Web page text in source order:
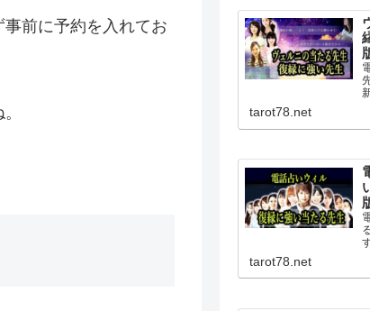
前に予約を入れてお
tarot78.net
tarot78.net